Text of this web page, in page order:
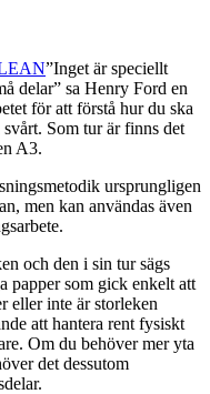
”Inget är speciellt
delar” sa Henry Ford en
för att förstå hur du ska
Som tur är finns det
A3.
ursprungligen
men kan användas även
och den i sin tur sägs
papper som gick enkelt att
eller inte är storleken
att hantera rent fysiskt
Om du behöver mer yta
det dessutom